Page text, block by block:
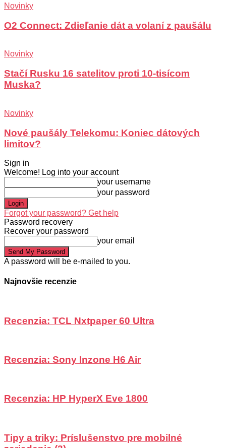
Novinky
O2 Connect: Zdieľanie dát a volaní z paušálu
Novinky
Stačí Rusku 16 satelitov proti 10-tisícom
Muska?
Novinky
Nové paušály Telekomu: Koniec dátových
limitov?
Sign in
Welcome! Log into your account
your username
your password
Forgot your password? Get help
Password recovery
Recover your password
your email
A password will be e-mailed to you.
Najnovšie recenzie
Recenzia: TCL Nxtpaper 60 Ultra
Recenzia: Sony Inzone H6 Air
Recenzia: HP HyperX Eve 1800
Tipy a triky: Príslušenstvo pre mobilné